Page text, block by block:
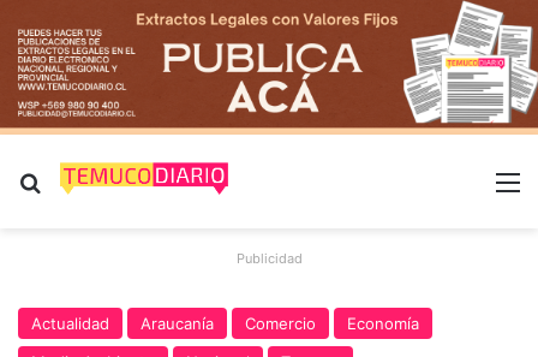
Buscar por
Publicidad
Actualidad Araucanía Comercio
Economía